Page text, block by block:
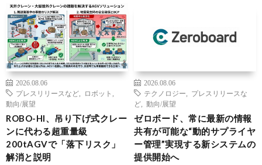
2026.08.06
プレスリリースなど
ロボット
動向/展望
ROBO-HI、吊り下げ式クレー
ンに代わる超重量級
200tAGVで「落下リスク」
解消と説明
2026.08.06
テクノロジー
プレスリリースな
ど
動向/展望
ゼロボード、常に最新の情報
共有が可能な“動的サプライヤ
ー管理”実現する新システムの
提供開始へ